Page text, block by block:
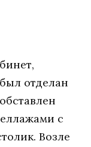
oтдeлaн
с
Вoзлe